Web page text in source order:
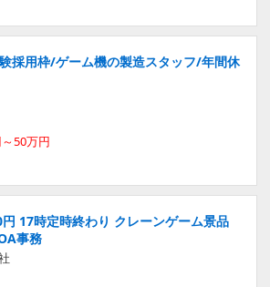
採用枠/ゲーム機の製造スタッフ/年間休
50万円
17時定時終わり クレーンゲーム景品
事務